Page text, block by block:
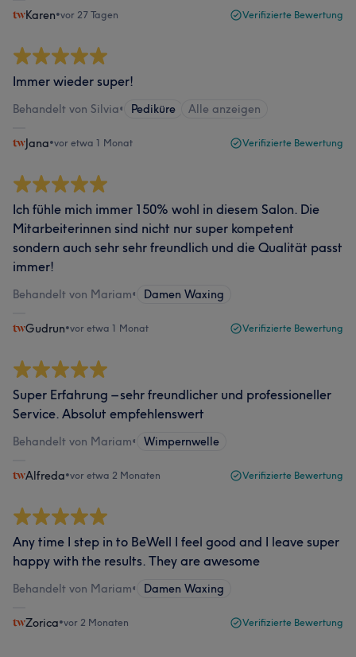
Karen•vor 27 Tagen Verifizierte Bewertung
Immer wieder super!
Behandelt von Silvia• Pediküre Alle anzeigen
Jana•vor etwa 1 Monat Verifizierte Bewertung
Ich fühle mich immer 150% wohl in diesem Salon. Die
Mitarbeiterinnen sind nicht nur super kompetent
sondern auch sehr sehr freundlich und die Qualität passt
immer!
Behandelt von Mariam• Damen Waxing
Gudrun•vor etwa 1 Monat Verifizierte Bewertung
Super Erfahrung – sehr freundlicher und professioneller
Service. Absolut empfehlenswert
Behandelt von Mariam• Wimpernwelle
Alfreda•vor etwa 2 Monaten Verifizierte Bewertung
Any time I step in to BeWell I feel good and I leave super
happy with the results. They are awesome
Behandelt von Mariam• Damen Waxing
Zorica•vor 2 Monaten Verifizierte Bewertung